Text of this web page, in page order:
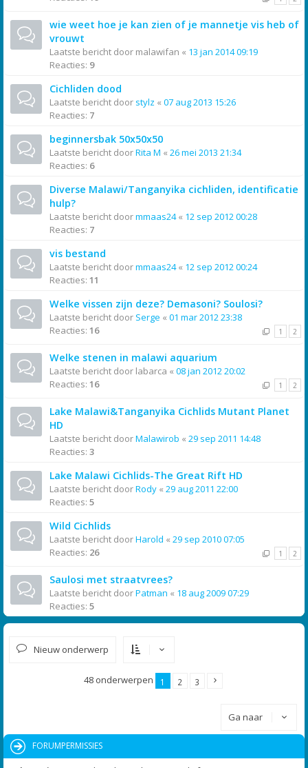
wie weet hoe je kan zien of je mannetje vis heb of
vrouwt
Laatste bericht door malawifan « 13 jan 2014 09:19
Reacties: 9
Cichliden dood
Laatste bericht door stylz « 07 aug 2013 15:26
Reacties: 7
beginnersbak 50x50x50
Laatste bericht doorRita M « 26 mei 2013 21:34
Reacties: 6
Diverse Malawi/Tanganyika cichliden, identificatie
hulp?
Laatste bericht doormmaas24« 12 sep 2012 00:28
Reacties: 7
vis bestand
Laatste bericht doormmaas24« 12 sep 2012 00:24
Reacties: 11
Welke vissen zijn deze? Demasoni? Soulosi?
Laatste bericht door Serge « 01 mar 2012 23:38
Reacties: 16 1 2
Welke stenen in malawi aquarium
Laatste bericht door labarca « 08 jan 2012 20:02
Reacties: 16 1 2
Lake Malawi&Tanganyika Cichlids Mutant Planet
HD
Laatste bericht doorMalawirob « 29 sep 2011 14:48
Reacties: 3
Lake Malawi Cichlids-The Great Rift HD
Laatste bericht doorRody « 29 aug 2011 22:00
Reacties: 5
Wild Cichlids
Laatste bericht doorHarold « 29 sep 2010 07:05
Reacties: 26 1 2
Saulosi met straatvrees?
Laatste bericht doorPatman « 18 aug 2009 07:29
Reacties: 5
Nieuw onderwerp
48 onderwerpen 1 2 3
Ga naar
FORUMPERMISSIES